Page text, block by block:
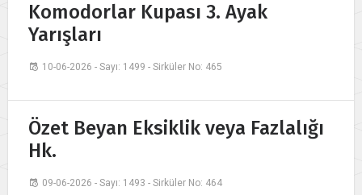
Komodorlar Kupası 3. Ayak
Yarışları
10-06-2026 - Sayı: 1499 - Sirküler No: 465
Özet Beyan Eksiklik veya Fazlalığı
Hk.
09-06-2026 - Sayı: 1493 - Sirküler No: 464